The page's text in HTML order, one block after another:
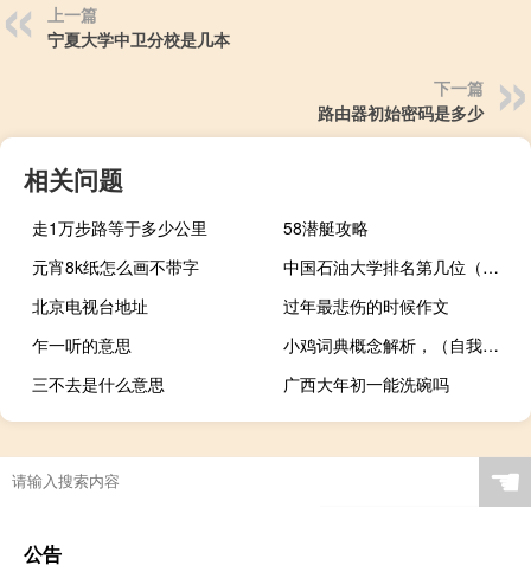
上一篇
宁夏大学中卫分校是几本
下一篇
路由器初始密码是多少
相关问题
走1万步路等于多少公里
58潜艇攻略
元宵8k纸怎么画不带字
中国石油大学排名第几位（中国石油大学排名）
北京电视台地址
过年最悲伤的时候作文
乍一听的意思
小鸡词典概念解析，（自我分析）什么梗
三不去是什么意思
广西大年初一能洗碗吗
☚
公告